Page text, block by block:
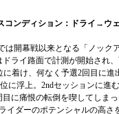
コンディション：ドライ→ウ
は開幕戦以来となる「ノック
ライ路面で計測が開始され
に着け、何なく予選2回目に
に浮上。2ndセッションに進
に痛恨の転倒を喫してしま
イダーのポテンシャルの高さ